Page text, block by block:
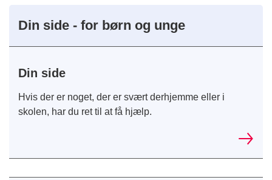
Din side - for børn og unge
Din side
Hvis der er noget, der er svært derhjemme eller i
skolen, har du ret til at få hjælp.